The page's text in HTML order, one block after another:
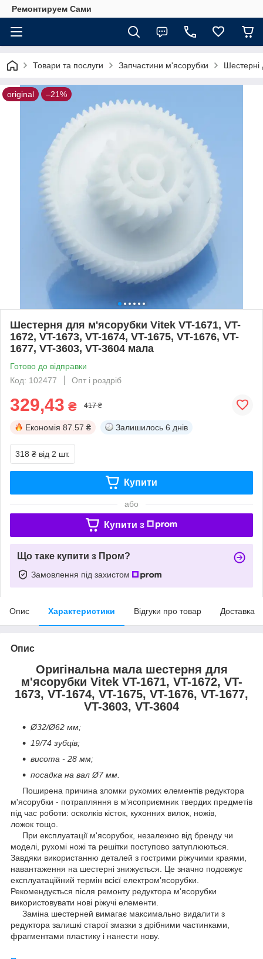
Ремонтируем Сами
Товари та послуги Запчастини м'ясорубки Шестерні
original –21%
Шестерня для м'ясорубки Vitek VT-1671, VT-
1672, VT-1673, VT-1674, VT-1675, VT-1676, VT-
1677, VT-3603, VT-3604 мала
Готово до відправки
Код: 102477
Опт і роздріб
329,43 ₴ 417 ₴
Економія 87.57 ₴ Залишилось 6 днів
318 ₴ від 2 шт.
Купити
або
Купити з
Що таке купити з Пром?
Замовлення під захистом
Опис Характеристики Відгуки про товар Доставка
Опис
Оригінальна мала шестерня для
м'ясорубки Vitek VT-1671, VT-1672, VT-
1673, VT-1674, VT-1675, VT-1676, VT-1677,
VT-3603, VT-3604
Ø32/Ø62 мм;
19/74 зубців;
висота - 28 мм;
посадка на вал Ø7 мм.
Поширена причина зломки рухомих елементів редуктора
м'ясорубки - потрапляння в м’ясоприємник твердих предметів
під час роботи: осколків кісток, кухонних вилок, ножів,
ложок тощо.
При експлуатації м'ясорубок, незалежно від бренду чи
моделі, рухомі ножі та решітки поступово затуплюються.
Завдяки використанню деталей з гострими ріжучими краями,
навантаження на шестерні знижується. Це значно подовжує
експлуатаційний термін всієї електром'ясорубки.
Рекомендується після ремонту редуктора м'ясорубки
використовувати нові ріжучі елементи.
Заміна шестерней вимагає максимально видалити з
редуктора залишкі старої змазки з дрібними частинками,
фрагментами пластику і нанести нову.